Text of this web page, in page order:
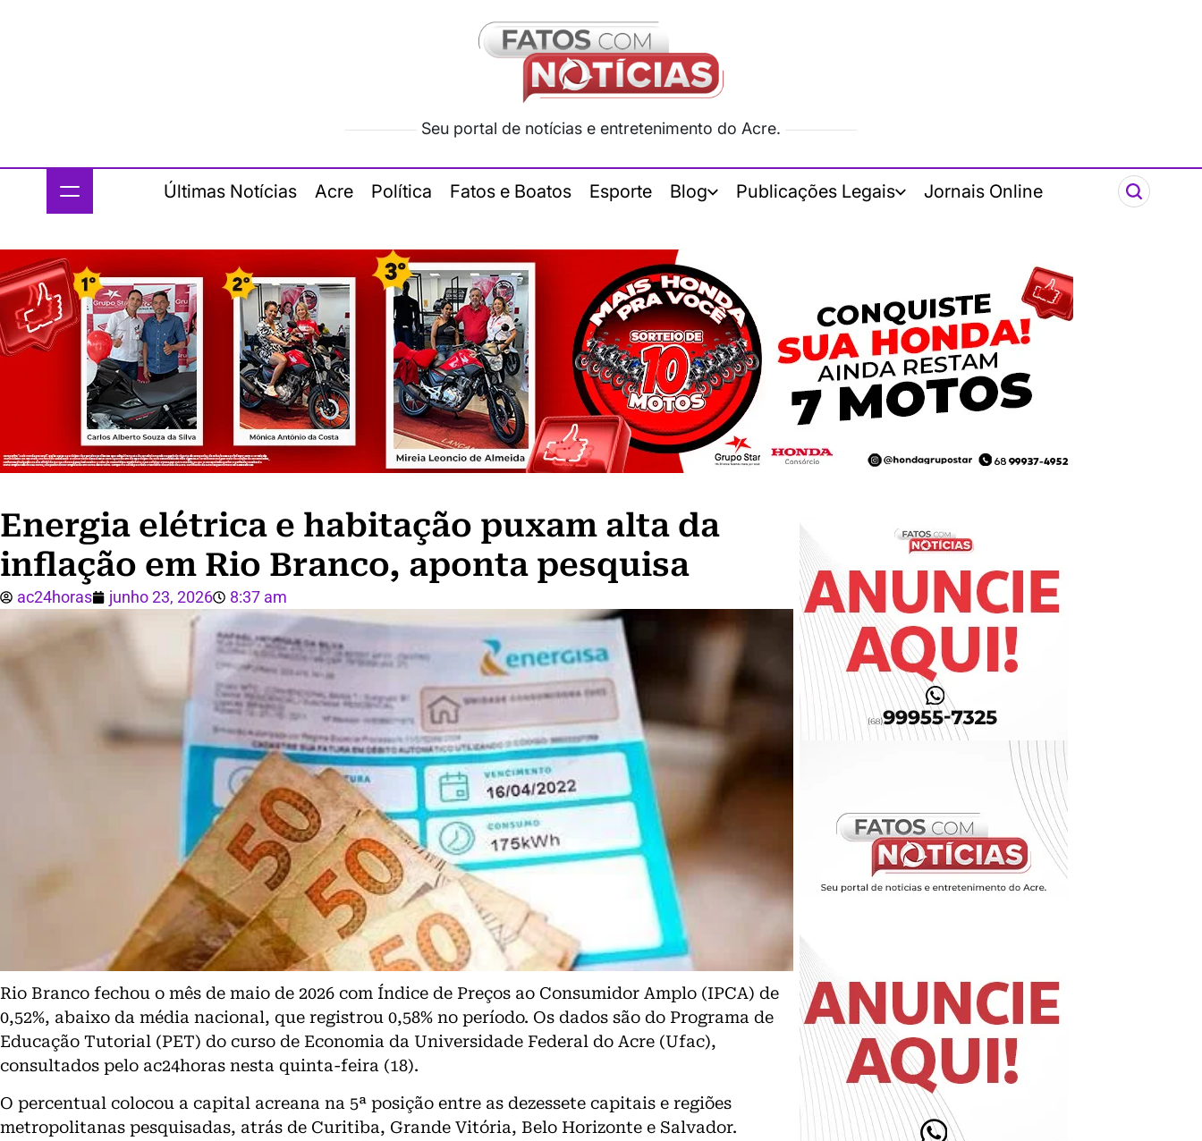
Seu portal de notícias e entretenimento do Acre.
Últimas Notícias Acre Política Fatos e Boatos Esporte Blog Publicações Legais Jornais Online
Energia elétrica e habitação puxam alta da
inflação em Rio Branco, aponta pesquisa
ac24horas junho 23, 2026 8:37 am
Rio Branco fechou o mês de maio de 2026 com Índice de Preços ao Consumidor Amplo (IPCA) de
0,52%, abaixo da média nacional, que registrou 0,58% no período. Os dados são do Programa de
Educação Tutorial (PET) do curso de Economia da Universidade Federal do Acre (Ufac),
consultados pelo ac24horas nesta quinta-feira (18).
O percentual colocou a capital acreana na 5ª posição entre as dezessete capitais e regiões
metropolitanas pesquisadas, atrás de Curitiba, Grande Vitória, Belo Horizonte e Salvador.